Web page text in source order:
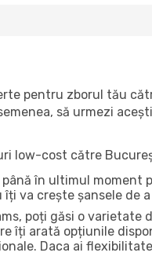
pentru zborul tău
să urmezi
low-cost către
în ultimul moment
va crește șansele de
poți găsi o varietate
îți arată opțiunile
Daca ai